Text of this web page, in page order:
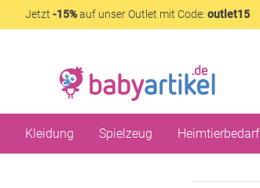
Jetzt -15%auf unser Outlet mit Code: outlet15
Kleidung Spielzeug Heimtierbedarf